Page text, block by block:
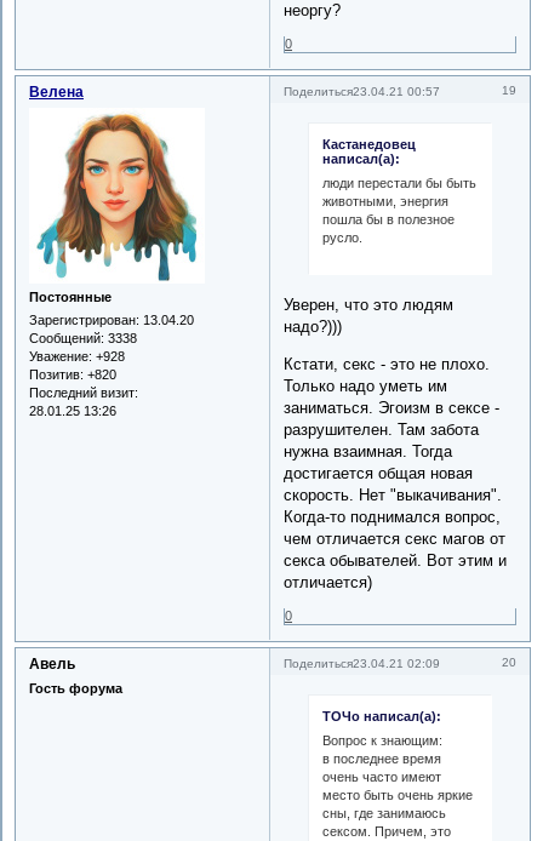
неоргу?
0
Поделиться 19
23.04.21 00:57
Велена
Постоянные
Зарегистрирован: 13.04.20
Сообщений: 3338
Уважение: +928
Позитив: +820
Последний визит:
28.01.25 13:26
Кастанедовец
написал(а):
люди перестали бы быть
животными, энергия
пошла бы в полезное
русло.
Уверен, что это людям
надо?)))
Кстати, секс - это не плохо.
Только надо уметь им
заниматься. Эгоизм в сексе -
разрушителен. Там забота
нужна взаимная. Тогда
достигается общая новая
скорость. Нет "выкачивания".
Когда-то поднимался вопрос,
чем отличается секс магов от
секса обывателей. Вот этим и
отличается)
0
Поделиться 20
23.04.21 02:09
Авель
Гость форума
ТОЧо написал(а):
Вопрос к знающим:
в последнее время
очень часто имеют
место быть очень яркие
сны, где занимаюсь
сексом. Причем, это